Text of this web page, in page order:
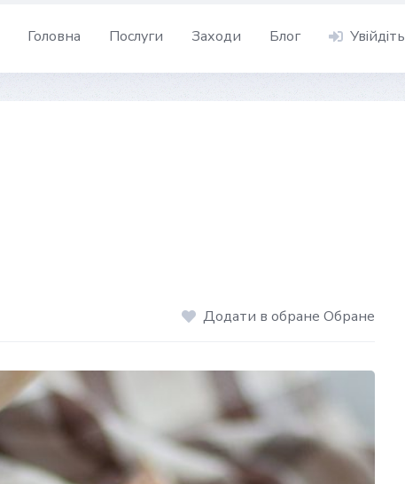
Головна Послуги Заходи Блог Увійдіть
Додати в обране Обране